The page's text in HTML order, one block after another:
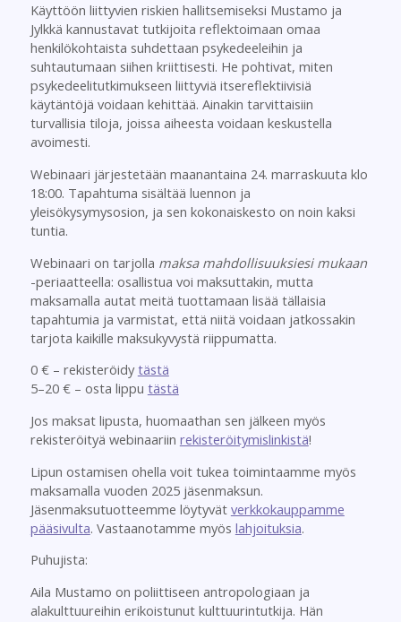
Käyttöön liittyvien riskien hallitsemiseksi Mustamo ja
Jylkkä kannustavat tutkijoita reflektoimaan omaa
henkilökohtaista suhdettaan psykedeeleihin ja
suhtautumaan siihen kriittisesti. He pohtivat, miten
psykedeelitutkimukseen liittyviä itsereflektiivisiä
käytäntöjä voidaan kehittää. Ainakin tarvittaisiin
turvallisia tiloja, joissa aiheesta voidaan keskustella
avoimesti.
Webinaari järjestetään maanantaina 24. marraskuuta klo
18:00. Tapahtuma sisältää luennon ja
yleisökysymysosion, ja sen kokonaiskesto on noin kaksi
tuntia.
Webinaari on tarjolla maksa mahdollisuuksiesi mukaan
-periaatteella: osallistua voi maksuttakin, mutta
maksamalla autat meitä tuottamaan lisää tällaisia
tapahtumia ja varmistat, että niitä voidaan jatkossakin
tarjota kaikille maksukyvystä riippumatta.
0 € – rekisteröidytästä
5–20 € – osta lippu tästä
Jos maksat lipusta, huomaathan sen jälkeen myös
rekisteröityä webinaariin rekisteröitymislinkistä!
Lipun ostamisen ohella voit tukea toimintaamme myös
maksamalla vuoden 2025 jäsenmaksun.
Jäsenmaksutuotteemme löytyvät verkkokauppamme
pääsivulta. Vastaanotamme myös lahjoituksia.
Puhujista:
Aila Mustamo on poliittiseen antropologiaan ja
alakulttuureihin erikoistunut kulttuurintutkija. Hän